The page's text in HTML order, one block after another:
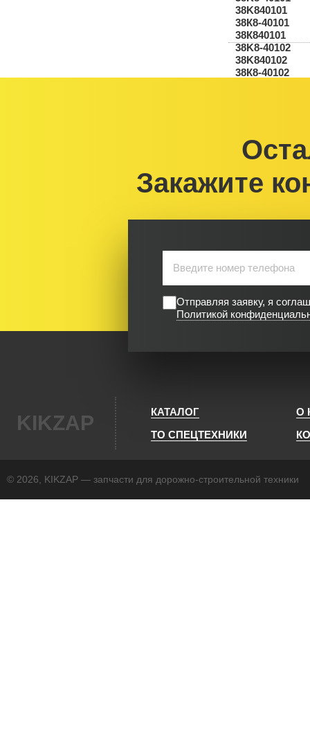
Закажите
Отправляя заявку, я
Политикой
KIKZAP КАТАЛОГ
О
ТО СПЕЦТЕХНИКИ
© 2026, KIKZAP — запчасти для дорожно-строительной техники